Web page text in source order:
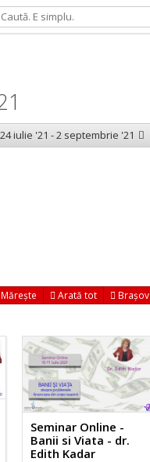
24 iulie '21 - 2 septembrie '21
Mărește Arată tot Brașov
Seminar Online -
Banii si Viata - dr.
Edith Kadar